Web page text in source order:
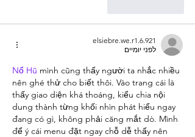
elsiebre.we.r1.6.921
לפני יומיים
Nổ Hũ mình cũng thấy người ta nhắc nhiều
nên ghé thử cho biết thôi. Vào trang cái là
thấy giao diện khá thoáng, kiểu chia nội
dung thành từng khối nhìn phát hiểu ngay
đang có gì, không phải căng mắt dò. Mình
để ý cái menu đặt ngay chỗ dễ thấy nên